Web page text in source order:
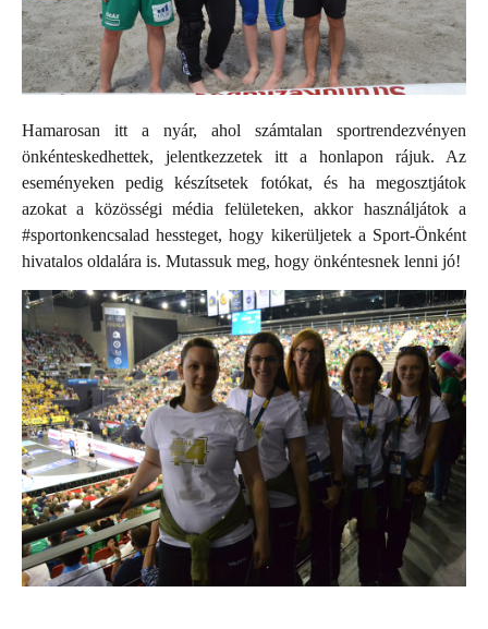
Hamarosan itt a nyár, ahol számtalan sportrendezvényen
önkénteskedhettek, jelentkezzetek itt a honlapon rájuk. Az
eseményeken pedig készítsetek fotókat, és ha megosztjátok
azokat a közösségi média felületeken, akkor használjátok a
#sportonkencsalad hessteget, hogy kikerüljetek a Sport-Önként
hivatalos oldalára is. Mutassuk meg, hogy önkéntesnek lenni jó!